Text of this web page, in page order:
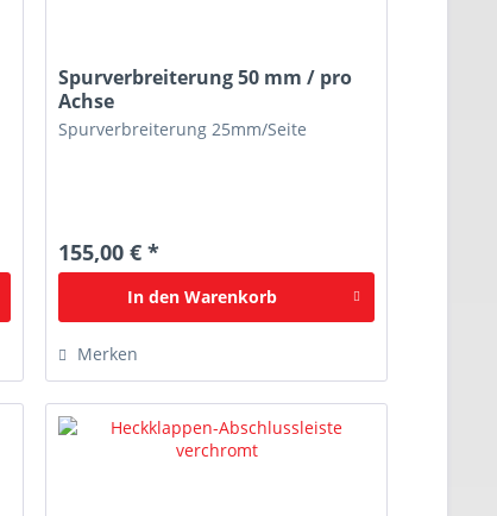
Spurverbreiterung 50 mm / pro
Achse
Spurverbreiterung 25mm/Seite
155,00 € *
In den Warenkorb
Merken